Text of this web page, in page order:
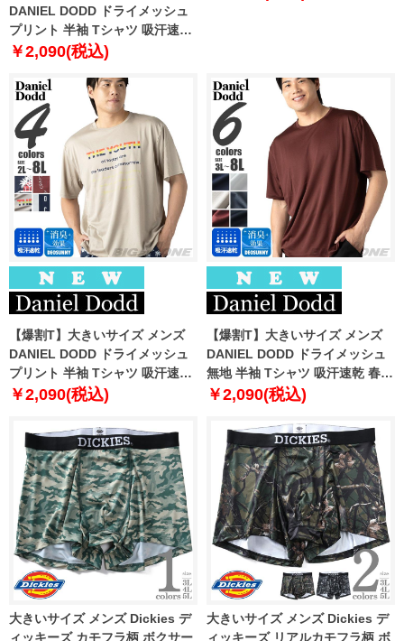
DANIEL DODD ドライメッシュ
プリント 半袖 Tシャツ 吸汗速乾
春夏新作 tjt-2602dry4 【fre】
￥2,090(税込)
【爆割T】大きいサイズ メンズ
DANIEL DODD ドライメッシュ
プリント 半袖 Tシャツ 吸汗速乾
春夏新作 tjt-2602dry3 【fre】
￥2,090(税込)
【爆割T】大きいサイズ メンズ
DANIEL DODD ドライメッシュ
無地 半袖 Tシャツ 吸汗速乾 春夏
新作 tjt-2602dry5 【fre】
￥2,090(税込)
大きいサイズ メンズ Dickies デ
ィッキーズ カモフラ柄 ボクサー
大きいサイズ メンズ Dickies デ
ィッキーズ リアルカモフラ柄 ボ